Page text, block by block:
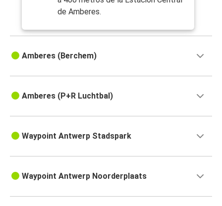
de Amberes.
Amberes (Berchem)
Amberes (P+R Luchtbal)
Waypoint Antwerp Stadspark
Waypoint Antwerp Noorderplaats